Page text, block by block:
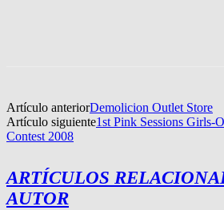
Artículo anteriorDemolicion Outlet Store
Artículo siguiente1st Pink Sessions Girls-
Contest 2008
ARTÍCULOS
AUTOR